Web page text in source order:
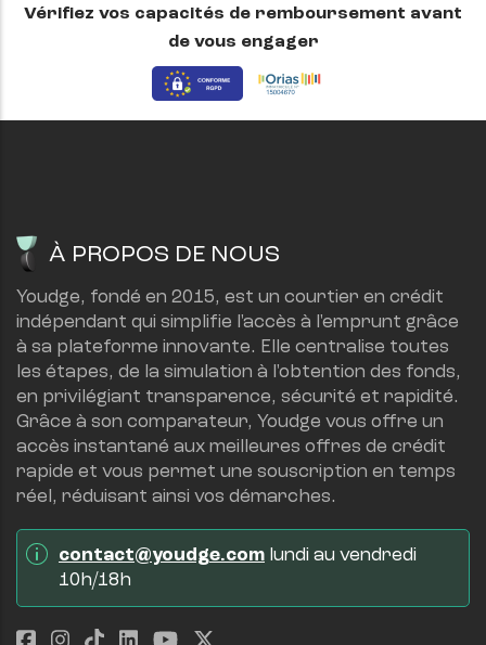
Vérifiez vos capacités de remboursement avant
de vous engager
À PROPOS DE NOUS
Youdge, fondé en 2015, est un courtier en crédit
indépendant qui simplifie l'accès à l'emprunt grâce
à sa plateforme innovante. Elle centralise toutes
les étapes, de la simulation à l'obtention des fonds,
en privilégiant transparence, sécurité et rapidité.
Grâce à son comparateur, Youdge vous offre un
accès instantané aux meilleures offres de crédit
rapide et vous permet une souscription en temps
réel, réduisant ainsi vos démarches.
contact@youdge.com lundi au vendredi
10h/18h